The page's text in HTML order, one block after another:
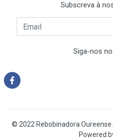
Subscreva à
Siga-nos
© 2022 Rebobinadora
Powered